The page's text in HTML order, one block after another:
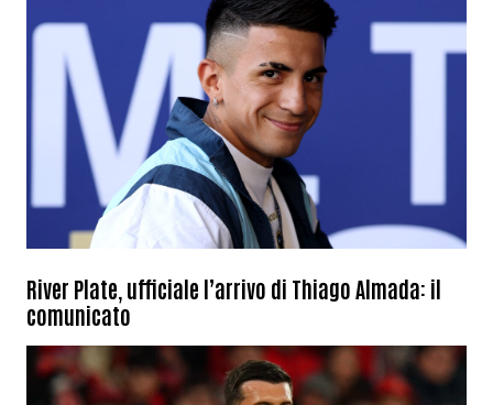
River Plate, ufficiale l’arrivo di Thiago Almada: il
comunicato